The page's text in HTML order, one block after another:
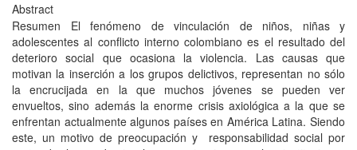
Abstract
Resumen El fenómeno de vinculación de niños, niñas y
adolescentes al conflicto interno colombiano es el resultado del
deterioro social que ocasiona la violencia. Las causas que
motivan la inserción a los grupos delictivos, representan no sólo
la encrucijada en la que muchos jóvenes se pueden ver
envueltos, sino además la enorme crisis axiológica a la que se
enfrentan actualmente algunos paí­ses en América Latina. Siendo
este, un motivo de preocupación y responsabilidad social por